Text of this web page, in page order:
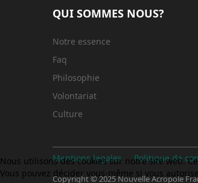
QUI SOMMES NOUS?
Notre essence
Faq
Philosophie
Volontariat
Culture
Mentions legales Politique de
Copyright © 2025 Nouvelle Acropole
Nous utilisons des cookies sur notre site web.
Vous pouvez décider vous-même si vous